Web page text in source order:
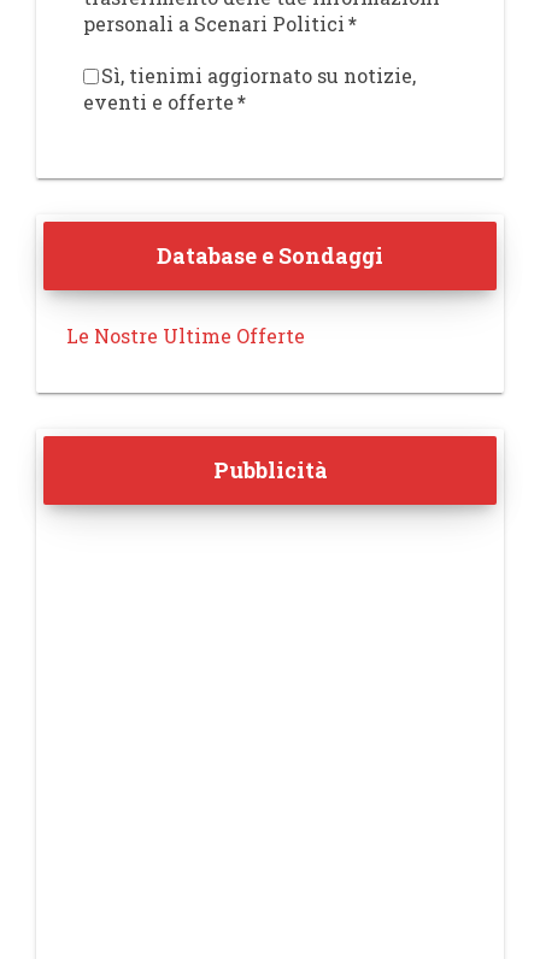
personali a Scenari Politici*
Sì, tienimi aggiornato su notizie,
eventi e offerte*
Database e Sondaggi
Le Nostre Ultime Offerte
Pubblicità